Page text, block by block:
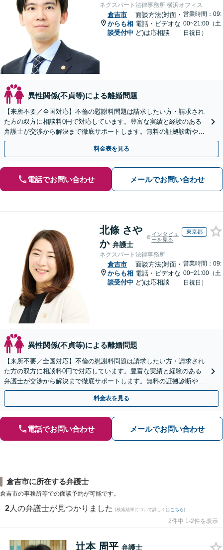
ネクスパート法律事務所 横浜オフィス
倉吉市
からも相
談受付中
面談方法(対面・
電話・ビデオな
ど)は応相談
営業時間：09:
00~21:00（土
日祝日）
異性関係(不貞等)による離婚問題
【来所不要／全国対応】不倫の慰謝料問題は請求したい方・請求され
た方の双方に相談料0円で対応しています。豊富な実績と経験のある
弁護士が交渉から解決まで徹底サポートします。無料の証拠診断や着
手金の返還保証もありますので安心してご相談ください。
料金表を見る
電話でお問い合わせ メールでお問い合わせ
北條 さや
か 弁護士
インタビュ
ーを見る
東京都
ネクスパート法律事務所
倉吉市
からも相
談受付中
面談方法(対面・
電話・ビデオな
ど)は応相談
営業時間：09:
00~21:00（土
日祝日）
異性関係(不貞等)による離婚問題
【来所不要／全国対応】不倫の慰謝料問題は請求したい方・請求され
た方の双方に相談料0円で対応しています。豊富な実績と経験のある
弁護士が交渉から解決まで徹底サポートします。無料の証拠診断や着
手金の返還保証もありますので安心してご相談ください。
料金表を見る
電話でお問い合わせ メールでお問い合わせ
倉吉市に所在する弁護士
倉吉市の事務所等での面談予約が可能です。
2 人の弁護士が見つかりました (検索結果について詳しくは こちら)
2件中 1-2件を表示
辻本 周平 弁護士